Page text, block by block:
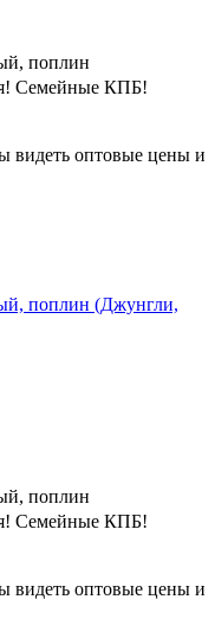
поплин
Семейные КПБ!
видеть оптовые цены и
поплин (Джунгли,
поплин
Семейные КПБ!
видеть оптовые цены и